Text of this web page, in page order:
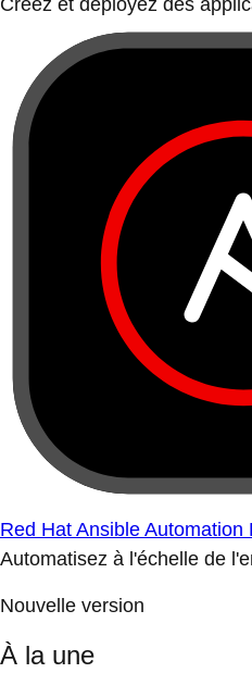
Créez et déployez des
Red Hat Ansible Automation
Automatisez à l'échelle de
Nouvelle version
À la une